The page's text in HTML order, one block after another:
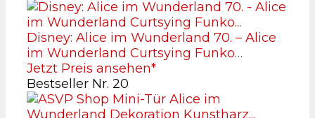
Disney: Alice im Wunderland 70. – Alice
im Wunderland Curtsying Funko…
Jetzt Preis ansehen*
Bestseller Nr. 20